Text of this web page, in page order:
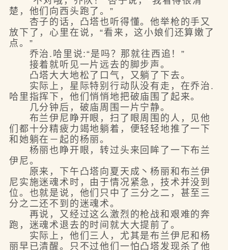
楚，他们向西头跑了。”
杏子的话，凸塔也听得懂。他举枪的手又
放下了，心里在说，“看来，这小娘们还算嫩了
点。”
乔治.哈里说:“是吗？那就往西追！”
接着就听见一片远去的脚步声。
凸塔大大地松了口气，又躺了下去。
实际上，星际特别行动队没有走，在乔治.
哈里指挥下，他们悄悄地把破庙围了起来。
几分钟后，破庙周围一片宁静。
布兰伊尼睁开眼，扫了眼周围的人，见他
们都十分精疲力竭地躺着，便轻轻地推了一下
和她躺在－起的杨丽。
杨丽也睁开眼，转过头来回眸了一下布兰
伊尼。
原来，下午凸塔向夏天成丶杨丽和布兰伊
尼实施迷魂术时，由于情况紧急，技术并没到
位。也就是说，他们只中了三分之二，甚至三
分之二还不到的迷魂术。
再说，又经过这么激烈的枪战和艰难的奔
跑，迷魂术退去的时间就大大提前了。
实际上，他们三人，尤其是布兰伊尼和杨
丽早已清醒。只不过他们一怕凸塔发现杀了他